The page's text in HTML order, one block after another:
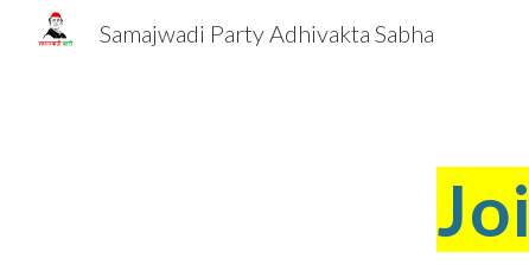
Samajwadi Party Adhivakta Sabha